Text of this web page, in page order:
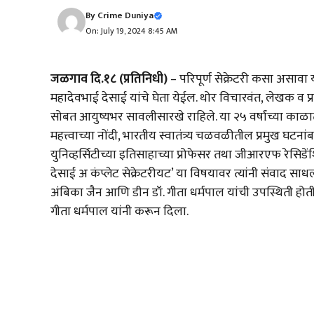
ByCrime Duniya
On: July 19, 2024 8:45 AM
जळगाव दि.१८ (प्रतिनिधी)– परिपूर्ण सेक्रेटरी कसा
महादेवभाई देसाई यांचे घेता येईल. थोर विचारवंत, लेखक व
सोबत आयुष्यभर सावलीसारखे राहिले. या २५ वर्षांच्या
महत्त्वाच्या नोंदी, भारतीय स्वातंत्र्य चळवळीतील प्रमुख
युनिव्हर्सिटीच्या इतिसाहाच्या प्रोफेसर तथा जीआरएफ
देसाई अ कंप्लेट सेक्रेटरीयट’ या विषयावर त्यांनी संवाद
अंबिका जैन आणि डीन डॉ. गीता धर्मपाल यांची उपस्थिती
गीता धर्मपाल यांनी करून दिला.